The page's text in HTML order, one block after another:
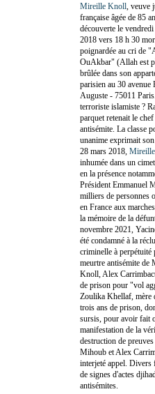
Mireille Knoll , veuve
française âgée de 85
découverte le
2018 vers 18 h 30
poignardée au cri de
OuAkbar" (Allah est
brûlée dans son
parisien au 30 avenue
Auguste - 75011
terroriste islamiste ?
parquet retenait le chef
antisémite. La classe
unanime exprimait
28 mars 2018,
inhumée dans un
en la présence
Président Emmanuel
milliers de personnes
en France aux
la mémoire de la
novembre 2021,
été condamné à la
criminelle à perpétuité
meurtre antisémite de
Knoll, Alex
de prison pour "vol
Zoulika Khellaf, mère
trois ans de prison,
sursis, pour avoir fait
manifestation de la
destruction de
Mihoub et Alex
interjeté appel. Divers
de signes d'actes
antisémites.